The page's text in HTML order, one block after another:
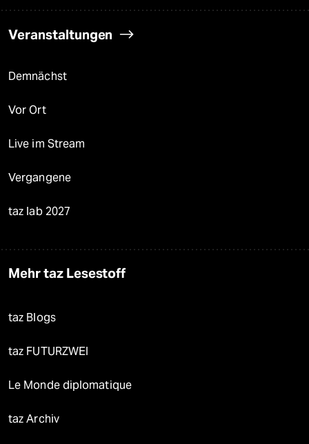
Veranstaltungen
Demnächst
Vor Ort
Live im Stream
Vergangene
taz lab 2027
Mehr taz Lesestoff
taz Blogs
taz FUTURZWEI
Le Monde diplomatique
taz Archiv